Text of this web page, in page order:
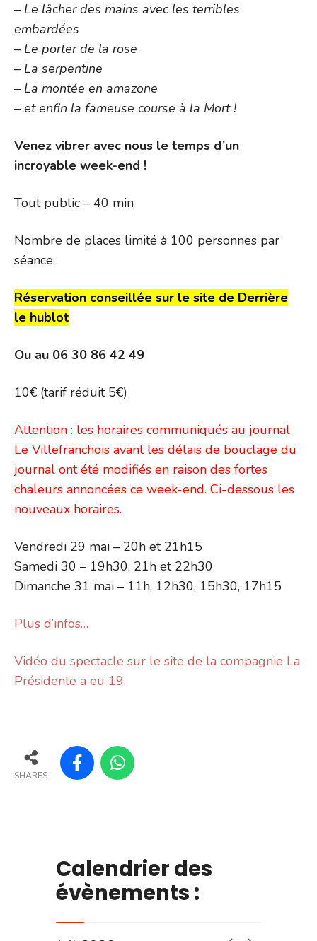
– Le lâcher des mains avec les terribles
embardées
– Le porter de la rose
– La serpentine
– La montée en amazone
– et enfin la fameuse course à la Mort !
Venez vibrer avec nous le temps d’un
incroyable week-end !
Tout public – 40 min
Nombre de places limité à 100 personnes par
séance.
Réservation conseillée sur le site de Derrière
le hublot
Ou au 06 30 86 42 49
10€ (tarif réduit 5€)
Attention : les horaires communiqués au journal
Le Villefranchois avant les délais de bouclage du
journal ont été modifiés en raison des fortes
chaleurs annoncées ce week-end. Ci-dessous les
nouveaux horaires.
Vendredi 29 mai – 20h et 21h15
Samedi 30 – 19h30, 21h et 22h30
Dimanche 31 mai – 11h, 12h30, 15h30, 17h15
Plus d’infos…
Vidéo du spectacle sur le site de la compagnie La
Présidente a eu 19
SHARES
Calendrier des
évènements :